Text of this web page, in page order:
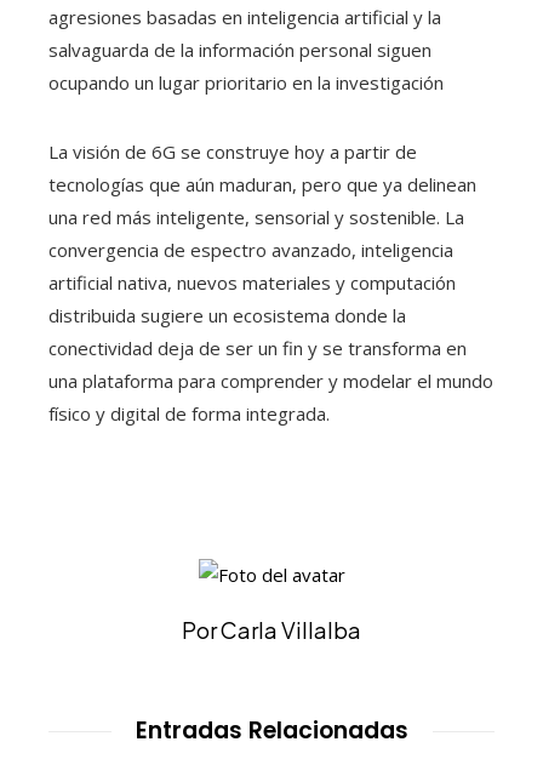
agresiones basadas en inteligencia artificial y la
salvaguarda de la información personal siguen
ocupando un lugar prioritario en la investigación
La visión de 6G se construye hoy a partir de
tecnologías que aún maduran, pero que ya delinean
una red más inteligente, sensorial y sostenible. La
convergencia de espectro avanzado, inteligencia
artificial nativa, nuevos materiales y computación
distribuida sugiere un ecosistema donde la
conectividad deja de ser un fin y se transforma en
una plataforma para comprender y modelar el mundo
físico y digital de forma integrada.
Por Carla Villalba
Entradas Relacionadas